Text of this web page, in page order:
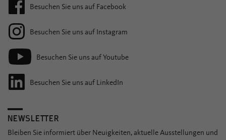
Besuchen Sie uns auf Facebook
Besuchen Sie uns auf Instagram
Besuchen Sie uns auf Youtube
Besuchen Sie uns auf LinkedIn
NEWSLETTER
Bleiben Sie informiert über Neuigkeiten, aktuelle Ausstellungen und